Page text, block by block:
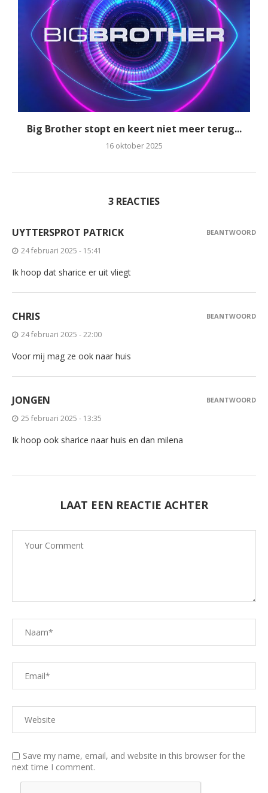
Big Brother stopt en keert niet meer terug...
16 oktober 2025
3 REACTIES
UYTTERSPROT PATRICK
24 februari 2025 - 15:41
Ik hoop dat sharice er uit vliegt
BEANTWOORD
CHRIS
24 februari 2025 - 22:00
Voor mij mag ze ook naar huis
BEANTWOORD
JONGEN
25 februari 2025 - 13:35
Ik hoop ook sharice naar huis en dan milena
BEANTWOORD
LAAT EEN REACTIE ACHTER
Save my name, email, and website in this browser for the
next time I comment.